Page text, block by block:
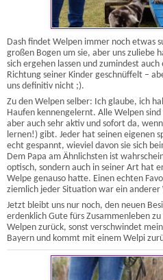
Dash findet Welpen immer noch etwas
großen Bogen um sie, aber uns zuliebe
sich ergehen lassen und zumindest
Richtung seiner Kinder geschnüffelt –
uns definitiv nicht ;).
Zu den Welpen selber: Ich glaube, ich
Haufen kennengelernt. Alle Welpen
aber auch sehr aktiv und sofort da,
lernen!) gibt. Jeder hat seinen eigenen
echt gespannt, wieviel davon sie sich
Dem Papa am Ähnlichsten ist
optisch, sondern auch in seiner Art hat
Welpe genauso hatte. Einen echten
ziemlich jeder Situation war ein anderer
Jetzt bleibt uns nur noch, den neuen
erdenklich Gute fürs Zusammenleben
Welpen zurück, sonst verschwindet
Bayern und kommt mit einem Welpi